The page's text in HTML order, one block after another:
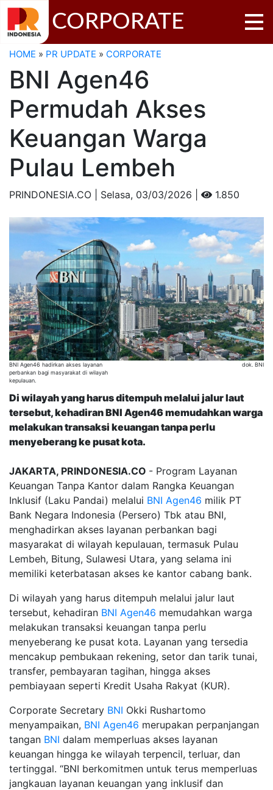
CORPORATE
HOME » PR UPDATE » CORPORATE
BNI Agen46
Permudah Akses
Keuangan Warga
Pulau Lembeh
PRINDONESIA.CO | Selasa, 03/03/2026 | 1.850
BNI Agen46 hadirkan akses layanan
perbankan bagi masyarakat di wilayah
kepulauan.
dok. BNI
Di wilayah yang harus ditempuh melalui jalur laut
tersebut, kehadiran BNI Agen46 memudahkan warga
melakukan transaksi keuangan tanpa perlu
menyeberang ke pusat kota.
JAKARTA, PRINDONESIA.CO - Program Layanan
Keuangan Tanpa Kantor dalam Rangka Keuangan
Inklusif (Laku Pandai) melalui BNI Agen46 milik PT
Bank Negara Indonesia (Persero) Tbk atau BNI,
menghadirkan akses layanan perbankan bagi
masyarakat di wilayah kepulauan, termasuk Pulau
Lembeh, Bitung, Sulawesi Utara, yang selama ini
memiliki keterbatasan akses ke kantor cabang bank.
Di wilayah yang harus ditempuh melalui jalur laut
tersebut, kehadiran BNI Agen46 memudahkan warga
melakukan transaksi keuangan tanpa perlu
menyeberang ke pusat kota. Layanan yang tersedia
mencakup pembukaan rekening, setor dan tarik tunai,
transfer, pembayaran tagihan, hingga akses
pembiayaan seperti Kredit Usaha Rakyat (KUR).
Corporate Secretary BNI Okki Rushartomo
menyampaikan, BNI Agen46 merupakan perpanjangan
tangan BNI dalam memperluas akses layanan
keuangan hingga ke wilayah terpencil, terluar, dan
tertinggal. “BNI berkomitmen untuk terus memperluas
jangkauan layanan keuangan yang inklusif dan